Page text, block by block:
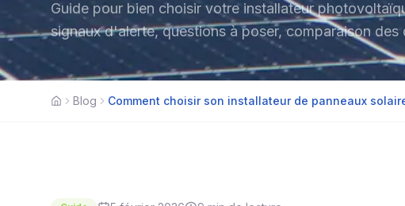
Guide pour bien choisir votre installateur
signaux d'alerte, questions à poser, comparaison des
Accueil
Blog Comment choisir son installateur de panneaux